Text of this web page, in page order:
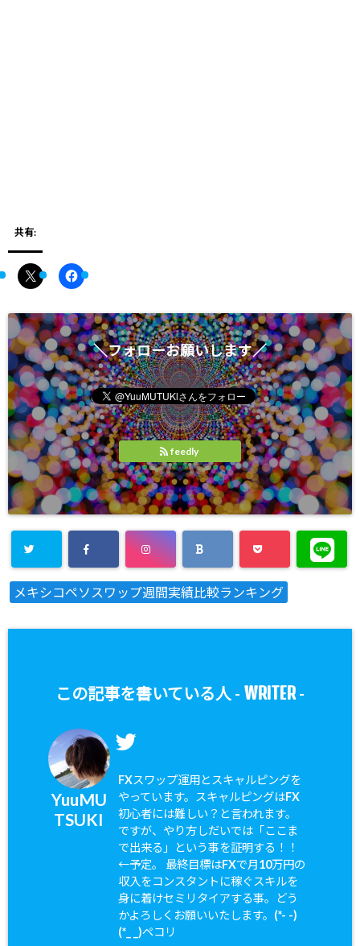
共有:
＼フォローお願いします／
feedly
メキシコペソスワップ週間実績比較ランキング
この記事を書いている人 - WRITER -
YuuMU
TSUKI
FXスワップ運用とスキャルピングを
やっています。スキャルピングはFX
初心者には難しい？と言われます。
ですが、やり方しだいでは「ここま
で出来る」という事を証明する！！
←予定。 最終目標はFXで月10万円の
収入をコンスタントに稼ぐスキルを
身に着けセミリタイアする事。どう
かよろしくお願いいたします。(*- -)
(*_ _)ペコリ